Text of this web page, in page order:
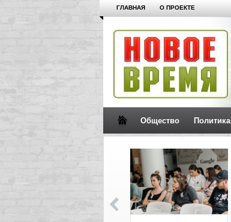
ГЛАВНАЯ О ПРОЕКТЕ
Общество Политика